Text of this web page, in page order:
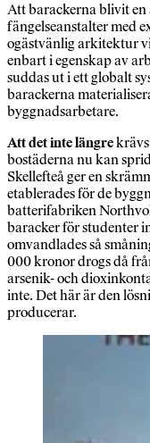
Att barackerna blivit en
fängelseanstalter med
ogästvänlig arkitektur
enbart i egenskap av
suddas ut i ett globalt
barackerna
byggnadsarbetare.
Att det inte längre
bostäderna nu kan
Skellefteå ger en
etablerades för de
batterifabriken
baracker för studenter
omvandlades så
000 kronor drogs då
arsenik- och
inte. Det här är den
producerar.